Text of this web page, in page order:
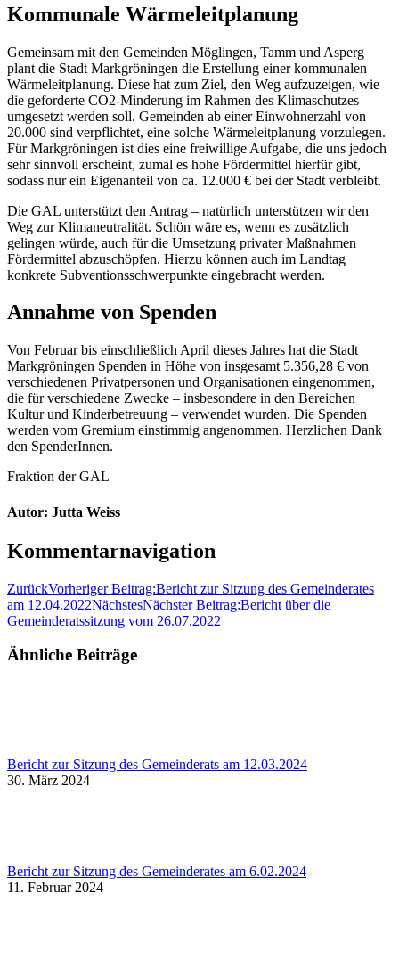
Kommunale Wärmeleitplanung
Gemeinsam mit den Gemeinden Möglingen, Tamm und Asperg
plant die Stadt Markgröningen die Erstellung einer kommunalen
Wärmeleitplanung. Diese hat zum Ziel, den Weg aufzuzeigen, wie
die geforderte CO2-Minderung im Rahmen des Klimaschutzes
umgesetzt werden soll. Gemeinden ab einer Einwohnerzahl von
20.000 sind verpflichtet, eine solche Wärmeleitplanung vorzulegen.
Für Markgröningen ist dies eine freiwillige Aufgabe, die uns jedoch
sehr sinnvoll erscheint, zumal es hohe Fördermittel hierfür gibt,
sodass nur ein Eigenanteil von ca. 12.000 € bei der Stadt verbleibt.
Die GAL unterstützt den Antrag – natürlich unterstützen wir den
Weg zur Klimaneutralität. Schön wäre es, wenn es zusätzlich
gelingen würde, auch für die Umsetzung privater Maßnahmen
Fördermittel abzuschöpfen. Hierzu können auch im Landtag
konkrete Subventionsschwerpunkte eingebracht werden.
Annahme von Spenden
Von Februar bis einschließlich April dieses Jahres hat die Stadt
Markgröningen Spenden in Höhe von insgesamt 5.356,28 € von
verschiedenen Privatpersonen und Organisationen eingenommen,
die für verschiedene Zwecke – insbesondere in den Bereichen
Kultur und Kinderbetreuung – verwendet wurden. Die Spenden
werden vom Gremium einstimmig angenommen. Herzlichen Dank
den SpenderInnen.
Fraktion der GAL
Autor: Jutta Weiss
Kommentarnavigation
ZurückVorheriger Beitrag:Bericht zur Sitzung des Gemeinderates
am 12.04.2022NächstesNächster Beitrag:Bericht über die
Gemeinderatssitzung vom 26.07.2022
Ähnliche Beiträge
Bericht zur Sitzung des Gemeinderats am 12.03.2024
30. März 2024
Bericht zur Sitzung des Gemeinderates am 6.02.2024
11. Februar 2024